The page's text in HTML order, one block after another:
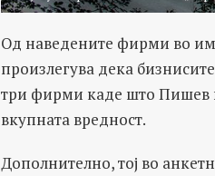
Од наведените фирми во
произлегува дека
три фирми каде што Пишев
вкупната вредност.
Дополнително, тој во